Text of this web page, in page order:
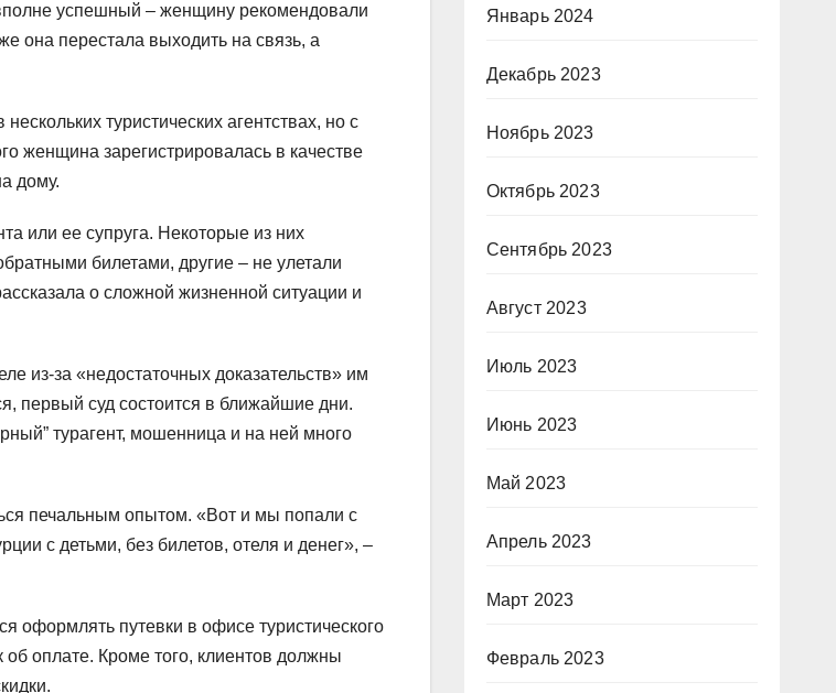
успешный – женщину рекомендовали
она перестала выходить на связь, а
туристических агентствах, но с
женщина зарегистрировалась в качестве
дому.
или ее супруга. Некоторые из них
билетами, другие – не улетали
о сложной жизненной ситуации и
из-за «недостаточных доказательств» им
первый суд состоится в ближайшие дни.
турагент, мошенница и на ней много
печальным опытом. «Вот и мы попали с
с детьми, без билетов, отеля и денег», –
оформлять путевки в офисе туристического
об оплате. Кроме того, клиентов должны
Январь 2024
Декабрь 2023
Ноябрь 2023
Октябрь 2023
Сентябрь 2023
Август 2023
Июль 2023
Июнь 2023
Май 2023
Апрель 2023
Март 2023
Февраль 2023